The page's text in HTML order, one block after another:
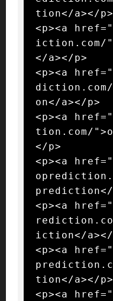
tion</a></p>
<p><a
iction.com/
</a></p>
<p><a
on</a></p>
<p><a
tion.com/
</p>
<p><a
prediction</
<p><a
iction</a></
<p><a
tion</a></p>
<p><a